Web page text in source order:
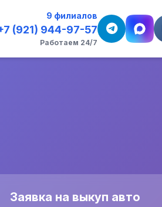
9 филиалов
(921) 944-97-57
Работаем 24/7
Заявка на выкуп авто